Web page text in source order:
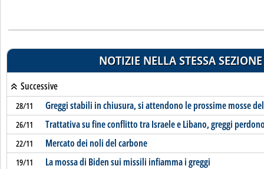
NOTIZIE NELLA STESSA SEZIONE
Successive
28/11 Greggi stabili in chiusura, si attendono le prossime mosse
26/11 Trattativa su fine conflitto tra Israele e Libano, greggi
22/11 Mercato dei noli del carbone
19/11 La mossa di Biden sui missili infiamma i greggi